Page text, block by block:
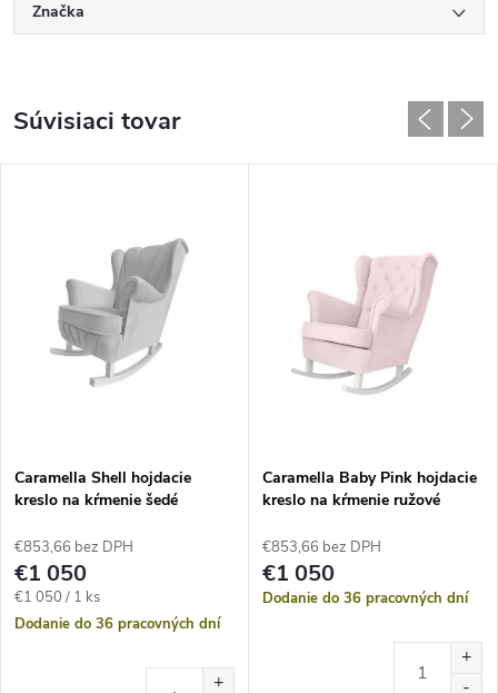
Značka
Súvisiaci tovar
Caramella Shell hojdacie
kreslo na kŕmenie šedé
€853,66 bez DPH
€1 050
Jednotková
cena:
€1 050 / 1 ks
Dodanie do 36 pracovných dní
Caramella Baby Pink hojdacie
kreslo na kŕmenie ružové
€853,66 bez DPH
€1 050
Dodanie do 36 pracovných dní